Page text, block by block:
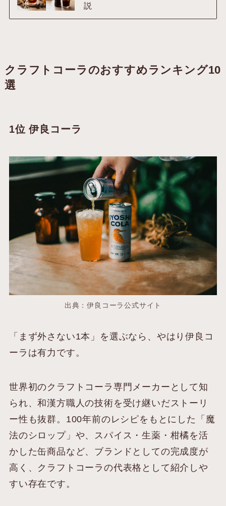
説
クラフトコーラのおすすめランキング10
選
1位 伊良コーラ
出典：伊良コーラ公式サイト
「まず外さない1本」を選ぶなら、やはり伊良コ
ーラは有力です。
世界初のクラフトコーラ専門メーカーとして知
られ、和漢方職人の技術を受け継いだストーリ
ー性も抜群。100年前のレシピをもとにした「魔
法のシロップ」や、スパイス・生薬・柑橘を活
かした缶商品など、ブランドとしての完成度が
高く、クラフトコーラの代表格として紹介しや
すい存在です。